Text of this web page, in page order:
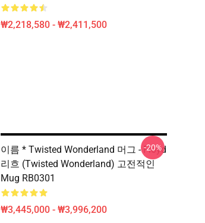
₩2,218,580 - ₩2,411,500
이름 * Twisted Wonderland 머그 - Floyd
리흐 (Twisted Wonderland) 고전적인
Mug RB0301
₩3,445,000 - ₩3,996,200
-20%